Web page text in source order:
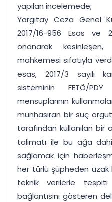
yapılan incelemede;
Yargıtay Ceza Genel
2017/16-956 Esas ve
onanarak
mahkemesi sıfatıyla
esas, 2017/3 sayılı
sisteminin FETÖ/
mensuplarının
münhasıran bir suç
tarafından kullanılan
talimatı ile bu ağa
sağlamak için
her türlü şüpheden uzak
teknik verilerle
bağlantısını gösteren